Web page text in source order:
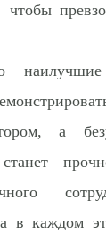
чтобы
а
в каждом